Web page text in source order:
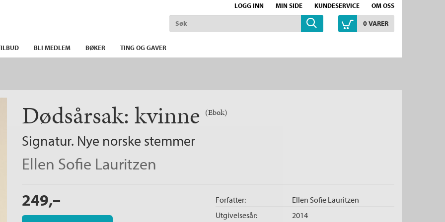
LOGG INN MIN SIDE KUNDESERVICE OM OSS
0VARER
BLI MEDLEM BØKER TING OG GAVER
Dødsårsak: kvinne (Ebok)
Signatur. Nye norske stemmer
Ellen Sofie Lauritzen
249,–
Forfatter: Ellen Sofie Lauritzen
Utgivelsesår: 2014